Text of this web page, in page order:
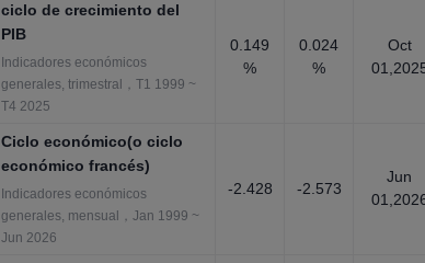
ciclo de crecimiento del
PIB
Indicadores económicos
generales, trimestral，T1 1999 ~
T4 2025
0.149
%
0.024
%
Oct
Ciclo económico(o ciclo
económico francés)
Indicadores económicos
generales, mensual，Jan 1999 ~
Jun 2026
-2.428 -2.573
Jun